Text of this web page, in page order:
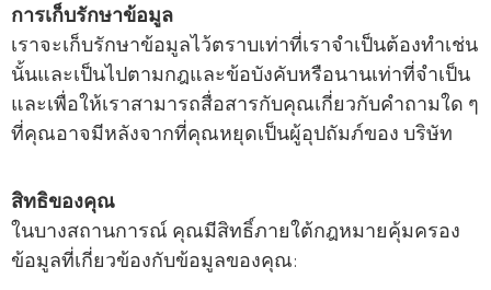
การเก็บรักษาข้อมูล
เราจะเก็บรักษาข้อมูลไว้ตราบเท่าที่เราจําเป็นต้องทําเช่น
นั้นและเป็นไปตามกฎและข้อบังคับหรือนานเท่าที่จําเป็น
และเพื่อให้เราสามารถสื่อสารกับคุณเกี่ยวกับคําถามใด ๆ
ที่คุณอาจมีหลังจากที่คุณหยุดเป็นผู้อุปถัมภ์ของ บริษัท
สิทธิของคุณ
ในบางสถานการณ์ คุณมีสิทธิ์ภายใต้กฎหมายคุ้มครอง
ข้อมูลที่เกี่ยวข้องกับข้อมูลของคุณ: